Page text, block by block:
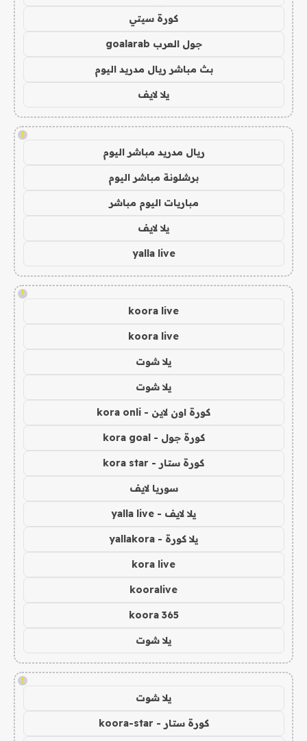
كورة سيتي
جول العرب goalarab
بث مباشر ريال مدريد اليوم
يلا لايف
!
ريال مدريد مباشر اليوم
برشلونة مباشر اليوم
مباريات اليوم مباشر
يلا لايف
yalla live
!
koora live
koora live
يلا شوت
يلا شوت
كورة اون لاين - kora onli
كورة جول - kora goal
كورة ستار - kora star
سوريا لايف
يلا لايف - yalla live
يلا كورة - yallakora
kora live
kooralive
koora 365
يلا شوت
!
يلا شوت
كورة ستار - koora-star